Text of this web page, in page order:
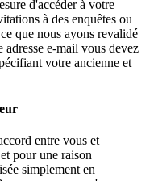
d'accéder à votre
à des enquêtes ou
que nous ayons revalidé
adresse e-mail vous devez
votre ancienne et
entre vous et
pour une raison
simplement en